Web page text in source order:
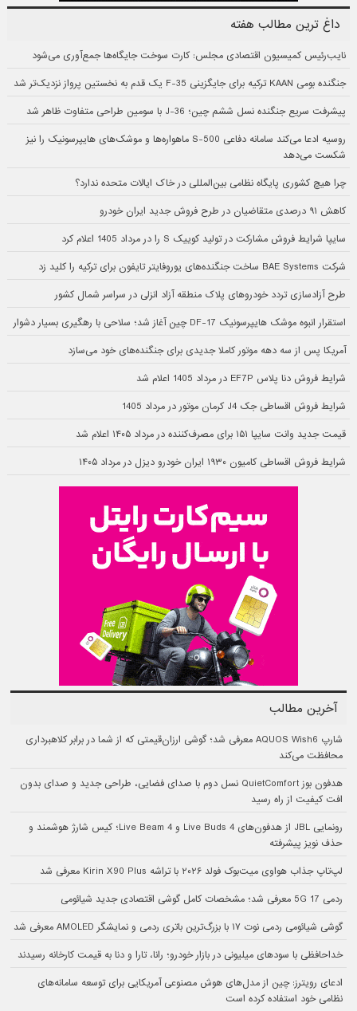
داغ ترین مطالب هفته
نایب‌رئیس کمیسیون اقتصادی مجلس: کارت سوخت جایگاه‌ها جمع‌آوری می‌شود
جنگنده بومی KAAN ترکیه برای جایگزینی F-35 یک قدم به نخستین پرواز نزدیک‌تر شد
پیشرفت سریع جنگنده نسل ششم چین؛ J-36 با سومین طراحی متفاوت ظاهر شد
روسیه ادعا می‌کند سامانه دفاعی S-500 ماهواره‌ها و موشک‌های هایپرسونیک را نیز
شکست می‌دهد
چرا هیچ کشوری پایگاه نظامی بین‌المللی در خاک ایالات متحده ندارد؟
کاهش ۹۱ درصدی متقاضیان در طرح فروش جدید ایران خودرو
سایپا شرایط فروش مشارکت در تولید کوییک S را در مرداد 1405 اعلام کرد
شرکت BAE Systems ساخت جنگنده‌های یوروفایتر تایفون برای ترکیه را کلید زد
طرح آزادسازی تردد خودروهای پلاک منطقه آزاد انزلی در سراسر شمال کشور
استقرار انبوه موشک هایپرسونیک DF-17 چین آغاز شد؛ سلاحی با رهگیری بسیار دشوار
آمریکا پس از سه دهه موتور کاملا جدیدی برای جنگنده‌های خود می‌سازد
شرایط فروش دنا پلاس EF7P در مرداد 1405 اعلام شد
شرایط فروش اقساطی جک J4 کرمان موتور در مرداد 1405
قیمت جدید وانت سایپا ۱۵۱ برای مصرف‌کننده در مرداد ۱۴۰۵ اعلام شد
شرایط فروش اقساطی کامیون ۱۹۳۰ ایران خودرو دیزل در مرداد ۱۴۰۵
آخرین مطالب
شارپ AQUOS Wish6 معرفی شد؛ گوشی ارزان‌قیمتی که از شما در برابر کلاهبرداری
محافظت می‌کند
هدفون بوز QuietComfort نسل دوم با صدای فضایی، طراحی جدید و صدای بدون
افت کیفیت از راه رسید
رونمایی JBL از هدفون‌های Live Buds 4 و Live Beam 4؛ کیس شارژ هوشمند و
حذف نویز پیشرفته
لپ‌تاپ جذاب هواوی میت‌بوک فولد ۲۰۲۶ با تراشه Kirin X90 Plus معرفی شد
ردمی 17 5G معرفی شد؛ مشخصات کامل گوشی اقتصادی جدید شیائومی
گوشی شیائومی ردمی نوت ۱۷ با بزرگ‌ترین باتری ردمی و نمایشگر AMOLED معرفی شد
خداحافظی با سودهای میلیونی در بازار خودرو؛ رانا، تارا و دنا به قیمت کارخانه رسیدند
ادعای رویترز: چین از مدل‌های هوش مصنوعی آمریکایی برای توسعه سامانه‌های
نظامی خود استفاده کرده است